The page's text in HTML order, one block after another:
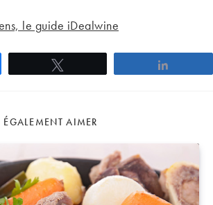
le guide iDealwine
AIMER